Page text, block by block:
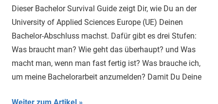
Dieser Bachelor Survival Guide zeigt Dir, wie Du an der
University of Applied Sciences Europe (UE) Deinen
Bachelor-Abschluss machst. Dafür gibt es drei Stufen:
Was braucht man? Wie geht das überhaupt? und Was
macht man, wenn man fast fertig ist? Was brauche ich,
um meine Bachelorarbeit anzumelden? Damit Du Deine